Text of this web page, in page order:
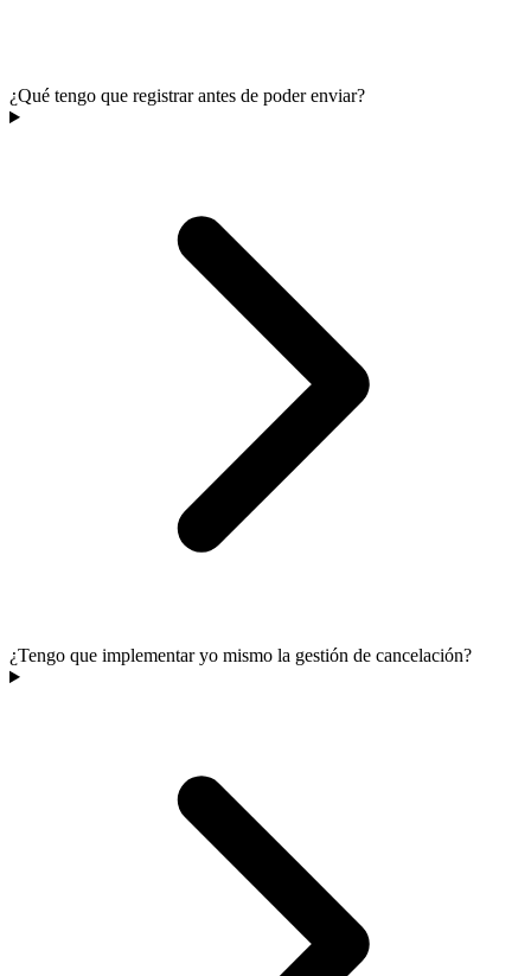
¿Qué tengo que registrar antes de poder enviar?
¿Tengo que implementar yo mismo la gestión de cancelación?